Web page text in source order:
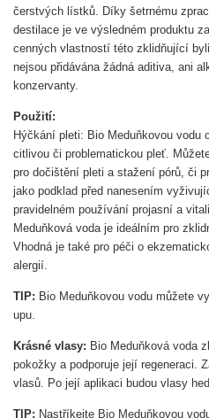
čerstvých lístků. Díky šetrnému
destilace je ve výsledném produktu
cenných vlastností této zklidňující
nejsou přidávána žádná aditiva, ani
konzervanty.
Použití:
Hýčkání pleti: Bio Meduňkovou vodu
citlivou či problematickou pleť.
pro dočištění pleti a stažení pórů, či
jako podklad před nanesením
pravidelném používání projasní a
Meduňková voda je ideálním pro
Vhodná je také pro péči o
alergií.
TIP: Bio Meduňkovou vodu můžete
upu.
Krásné vlasy: Bio Meduňková voda
pokožky a podporuje její regeneraci.
vlasů. Po její aplikaci budou vlasy
TIP: Nastříkejte Bio Meduňkovou